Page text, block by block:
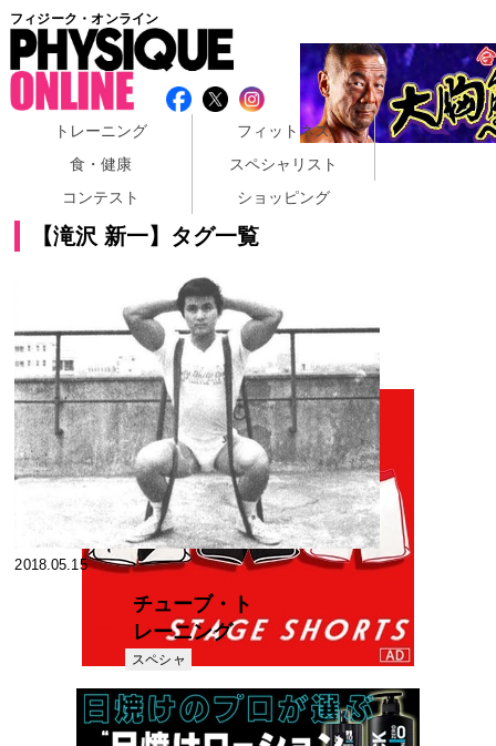
フィジーク・オンライン
トレーニング
フィットネス
食・健康
スペシャリスト
コンテスト
ショッピング
【滝沢 新一】タグ一覧
2018.05.15
チューブ・ト
レーニング
器具なしでで
きるトレーニ
ング
スペシャ